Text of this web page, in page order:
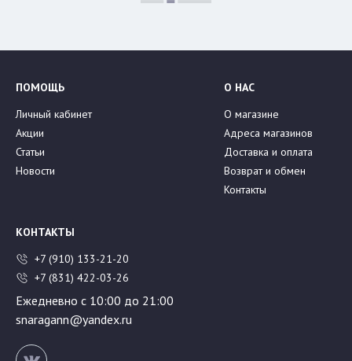
ПОМОЩЬ
Личный кабинет
Акции
Статьи
Новости
О НАС
О магазине
Адреса магазинов
Доставка и оплата
Возврат и обмен
Контакты
КОНТАКТЫ
+7 (910) 133-21-20
+7 (831) 422-03-26
Ежедневно с 10:00 до 21:00
snaragann@yandex.ru